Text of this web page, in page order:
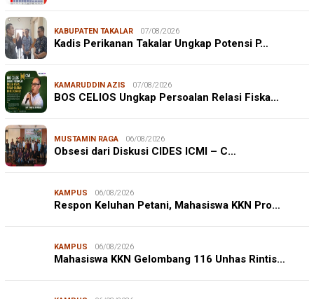
KABUPATEN TAKALAR 07/08/2026
Kadis Perikanan Takalar Ungkap Potensi P…
KAMARUDDIN AZIS 07/08/2026
BOS CELIOS Ungkap Persoalan Relasi Fiska…
MUSTAMIN RAGA 06/08/2026
Obsesi dari Diskusi CIDES ICMI – C…
KAMPUS 06/08/2026
Respon Keluhan Petani, Mahasiswa KKN Pro…
KAMPUS 06/08/2026
Mahasiswa KKN Gelombang 116 Unhas Rintis…